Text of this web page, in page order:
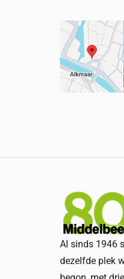
Al sinds 1946
dezelfde plek